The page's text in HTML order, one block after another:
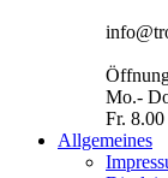
Mo.-
Fr.
Allgemeines